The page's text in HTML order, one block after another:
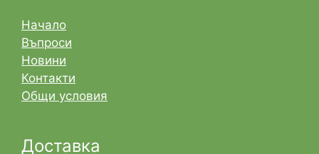
Начало
Въпроси
Новини
Контакти
Общи условия
Доставка